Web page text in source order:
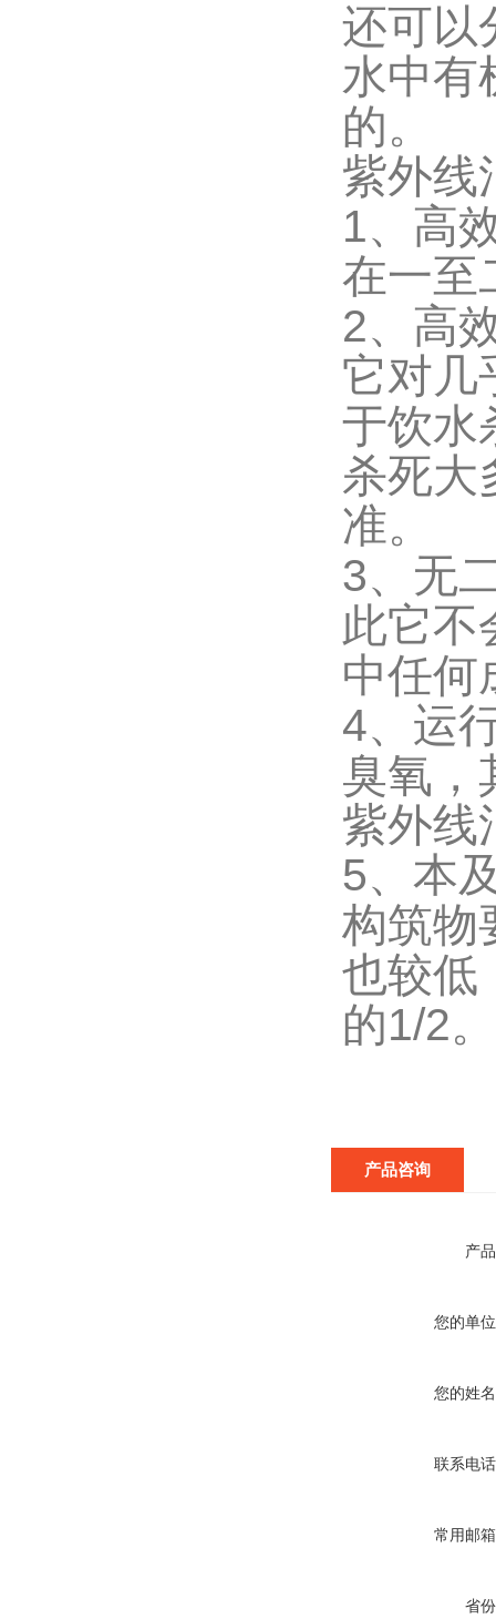
还可以
水中有
的。
紫外线
1、高
在一至
2、高
它对几
于饮水
杀死大
准。
3、无
此它不
中任何
4、运
臭氧，
紫外线
5、本
构筑物
也较低
的1/2。
产品咨询
产
您的单
您的姓
联系电
常用邮
省